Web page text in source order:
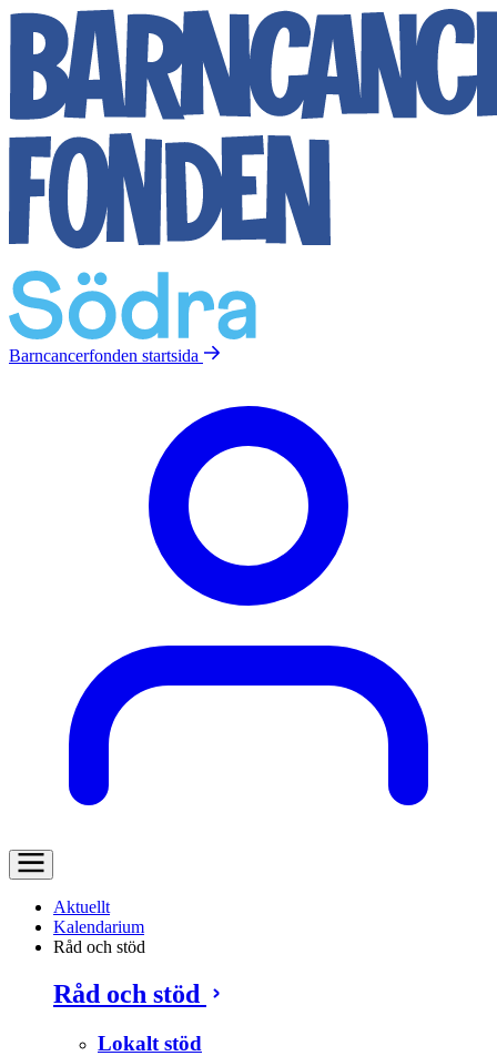
Barncancerfonden startsida
Aktuellt
Kalendarium
Råd och stöd
Råd och stöd
Lokalt stöd